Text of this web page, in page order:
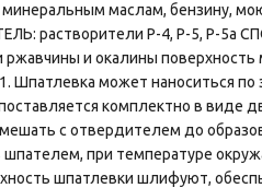
маслам, бензину,
растворители Р-4, Р-5, Р-5а
и окалины поверхность
Шпатлевка может наноситься по
комплектно в виде
с отвердителем до
при температуре
шпатлевки шлифуют,